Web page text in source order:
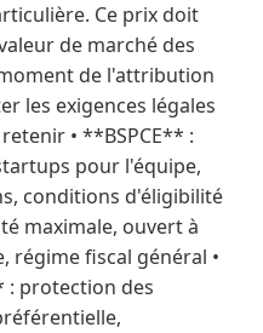
Ce prix doit
de marché des
de l'attribution
les exigences légales
• **BSPCE** :
pour l'équipe,
conditions d'éligibilité
maximale, ouvert à
régime fiscal général •
protection des